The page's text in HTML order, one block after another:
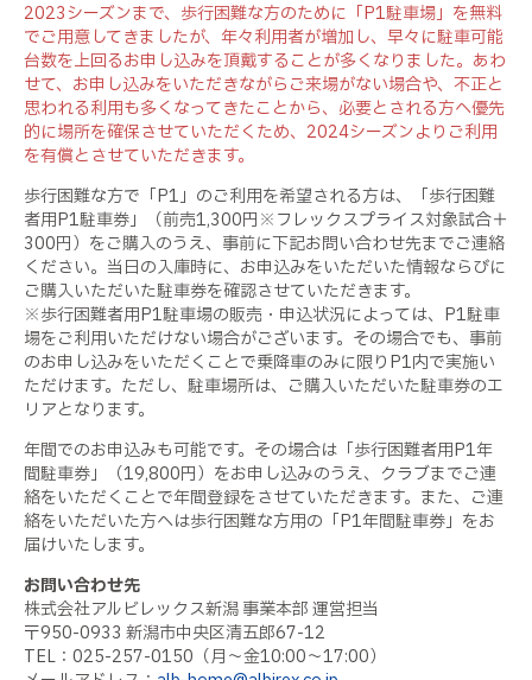
2023シーズンまで、歩行困難な方のために「P1駐車場」を無料
でご用意してきましたが、年々利用者が増加し、早々に駐車可能
台数を上回るお申し込みを頂戴することが多くなりました。あわ
せて、お申し込みをいただきながらご来場がない場合や、不正と
思われる利用も多くなってきたことから、必要とされる方へ優先
的に場所を確保させていただくため、2024シーズンよりご利用
を有償とさせていただきます。
歩行困難な方で「P1」のご利用を希望される方は、「歩行困難
者用P1駐車券」（前売1,300円※フレックスプライス対象試合＋
300円）をご購入のうえ、事前に下記お問い合わせ先までご連絡
ください。当日の入庫時に、お申込みをいただいた情報ならびに
ご購入いただいた駐車券を確認させていただきます。
※歩行困難者用P1駐車場の販売・申込状況によっては、P1駐車
場をご利用いただけない場合がございます。その場合でも、事前
のお申し込みをいただくことで乗降車のみに限りP1内で実施い
ただけます。ただし、駐車場所は、ご購入いただいた駐車券のエ
リアとなります。
年間でのお申込みも可能です。その場合は「歩行困難者用P1年
間駐車券」（19,800円）をお申し込みのうえ、クラブまでご連
絡をいただくことで年間登録をさせていただきます。また、ご連
絡をいただいた方へは歩行困難な方用の「P1年間駐車券」をお
届けいたします。
お問い合わせ先
株式会社アルビレックス新潟 事業本部 運営担当
〒950-0933 新潟市中央区清五郎67-12
TEL：025-257-0150（月～金10:00～17:00）